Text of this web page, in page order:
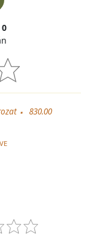
0
830.00